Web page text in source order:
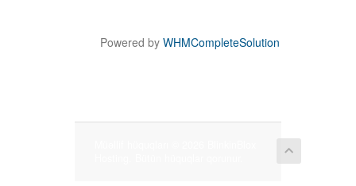
Powered by WHMCompleteSolution